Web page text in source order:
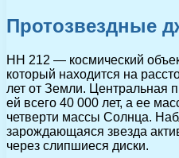
Протозвездные
HH 212 — космический
который находится на
лет от Земли. Центральная
ей всего 40 000 лет, а ее
четверти массы Солнца.
зарождающаяся звезда
через слипшиеся диски.